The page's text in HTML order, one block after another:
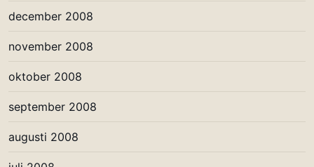
december 2008
november 2008
oktober 2008
september 2008
augusti 2008